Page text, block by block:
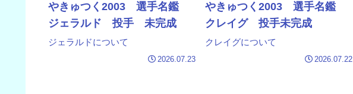
やきゅつく2003 選手名鑑
ジェラルド 投手 未完成
ジェラルドについて
2026.07.23
やきゅつく2003 選手名鑑
クレイグ 投手未完成
クレイグについて
2026.07.22